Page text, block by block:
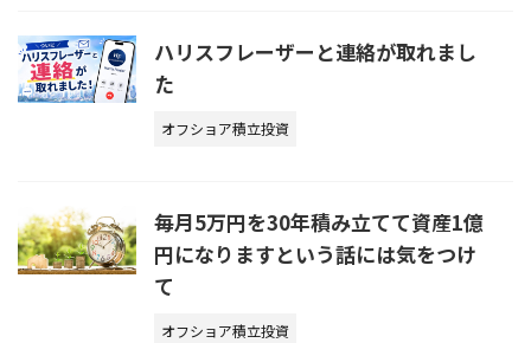
ハリスフレーザーと連絡が取れまし
た
オフショア積立投資
毎月5万円を30年積み立てて資産1億
円になりますという話には気をつけ
て
オフショア積立投資